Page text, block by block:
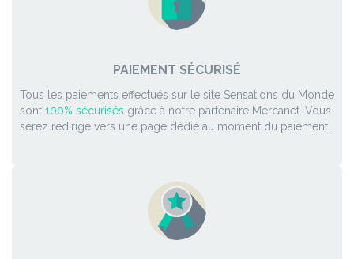
PAIEMENT SÉCURISÉ
Tous les paiements effectués sur le site Sensations du Monde
sont 100% sécurisés grâce à notre partenaire Mercanet. Vous
serez redirigé vers une page dédié au moment du paiement.